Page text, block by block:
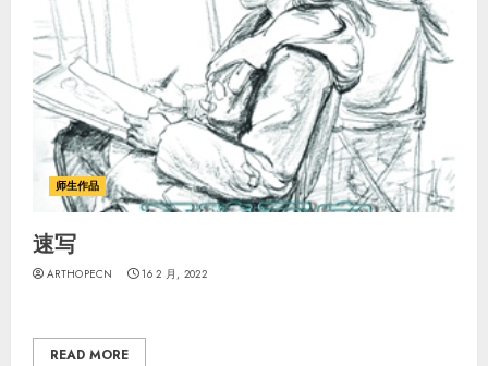
师生作品
速写
ARTHOPECN 16 2 月, 2022
READ MORE